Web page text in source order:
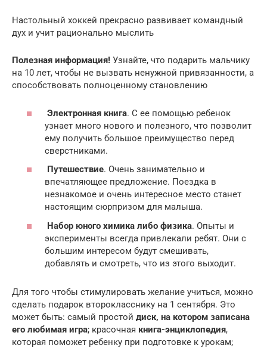
Настольный хоккей прекрасно развивает командный
дух и учит рационально мыслить
Полезная информация! Узнайте, что подарить мальчику
на 10 лет, чтобы не вызвать ненужной привязанности, а
способствовать полноценному становлению
Электронная книга. С ее помощью ребенок
узнает много нового и полезного, что позволит
ему получить большое преимущество перед
сверстниками.
Путешествие. Очень занимательно и
впечатляющее предложение. Поездка в
незнакомое и очень интересное место станет
настоящим сюрпризом для малыша.
Набор юного химика либо физика. Опыты и
эксперименты всегда привлекали ребят. Они с
большим интересом будут смешивать,
добавлять и смотреть, что из этого выходит.
Для того чтобы стимулировать желание учиться, можно
сделать подарок второкласснику на 1 сентября. Это
может быть: самый простой диск, на котором записана
его любимая игра; красочная книга-энциклопедия,
которая поможет ребенку при подготовке к урокам;